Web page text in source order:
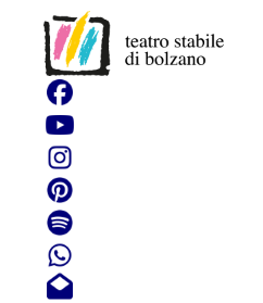
Troiane